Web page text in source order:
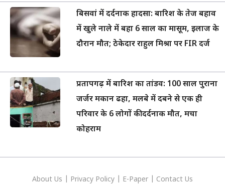
बिसवां में दर्दनाक हादसा: बारिश के तेज बहाव
में खुले नाले में बहा 6 साल का मासूम, इलाज के
दौरान मौत; ठेकेदार राहुल मिश्रा पर FIR दर्ज
प्रतापगढ़ में बारिश का तांडव: 100 साल पुराना
जर्जर मकान ढहा, मलबे में दबने से एक ही
परिवार के 6 लोगों की दर्दनाक मौत, मचा
कोहराम
About Us Privacy Policy E-Paper Contact Us